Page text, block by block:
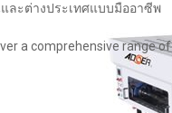
ละต่างประเทศแบบมืออาซีพ
a comprehensive range